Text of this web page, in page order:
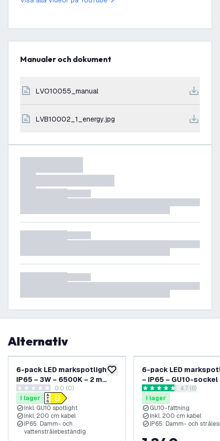
Manualer och dokument
LVO10055_manual
LVB10002_1_energy.jpg
Alternativ
lägg till i önskelistan
6-pack LED markspotlight –
IP65 – 3W – 6500K – 2 m
kabel med stickpropp –
Antracit
0 stjärnbetyg0.0 (0)
I lager
Inkl. GU10 spotlight
Inkl. 200 cm kabel
IP65: Damm- och
vattenstrålebeständig
6-pack LED
– IP65 – GU10-sockel
meter kabel med
– antracit
öppna
4.7 stjärnbetyg4.7 (6)
I lager
GU10-fattning
Inkl. 200 cm kabel
IP65: Damm- och